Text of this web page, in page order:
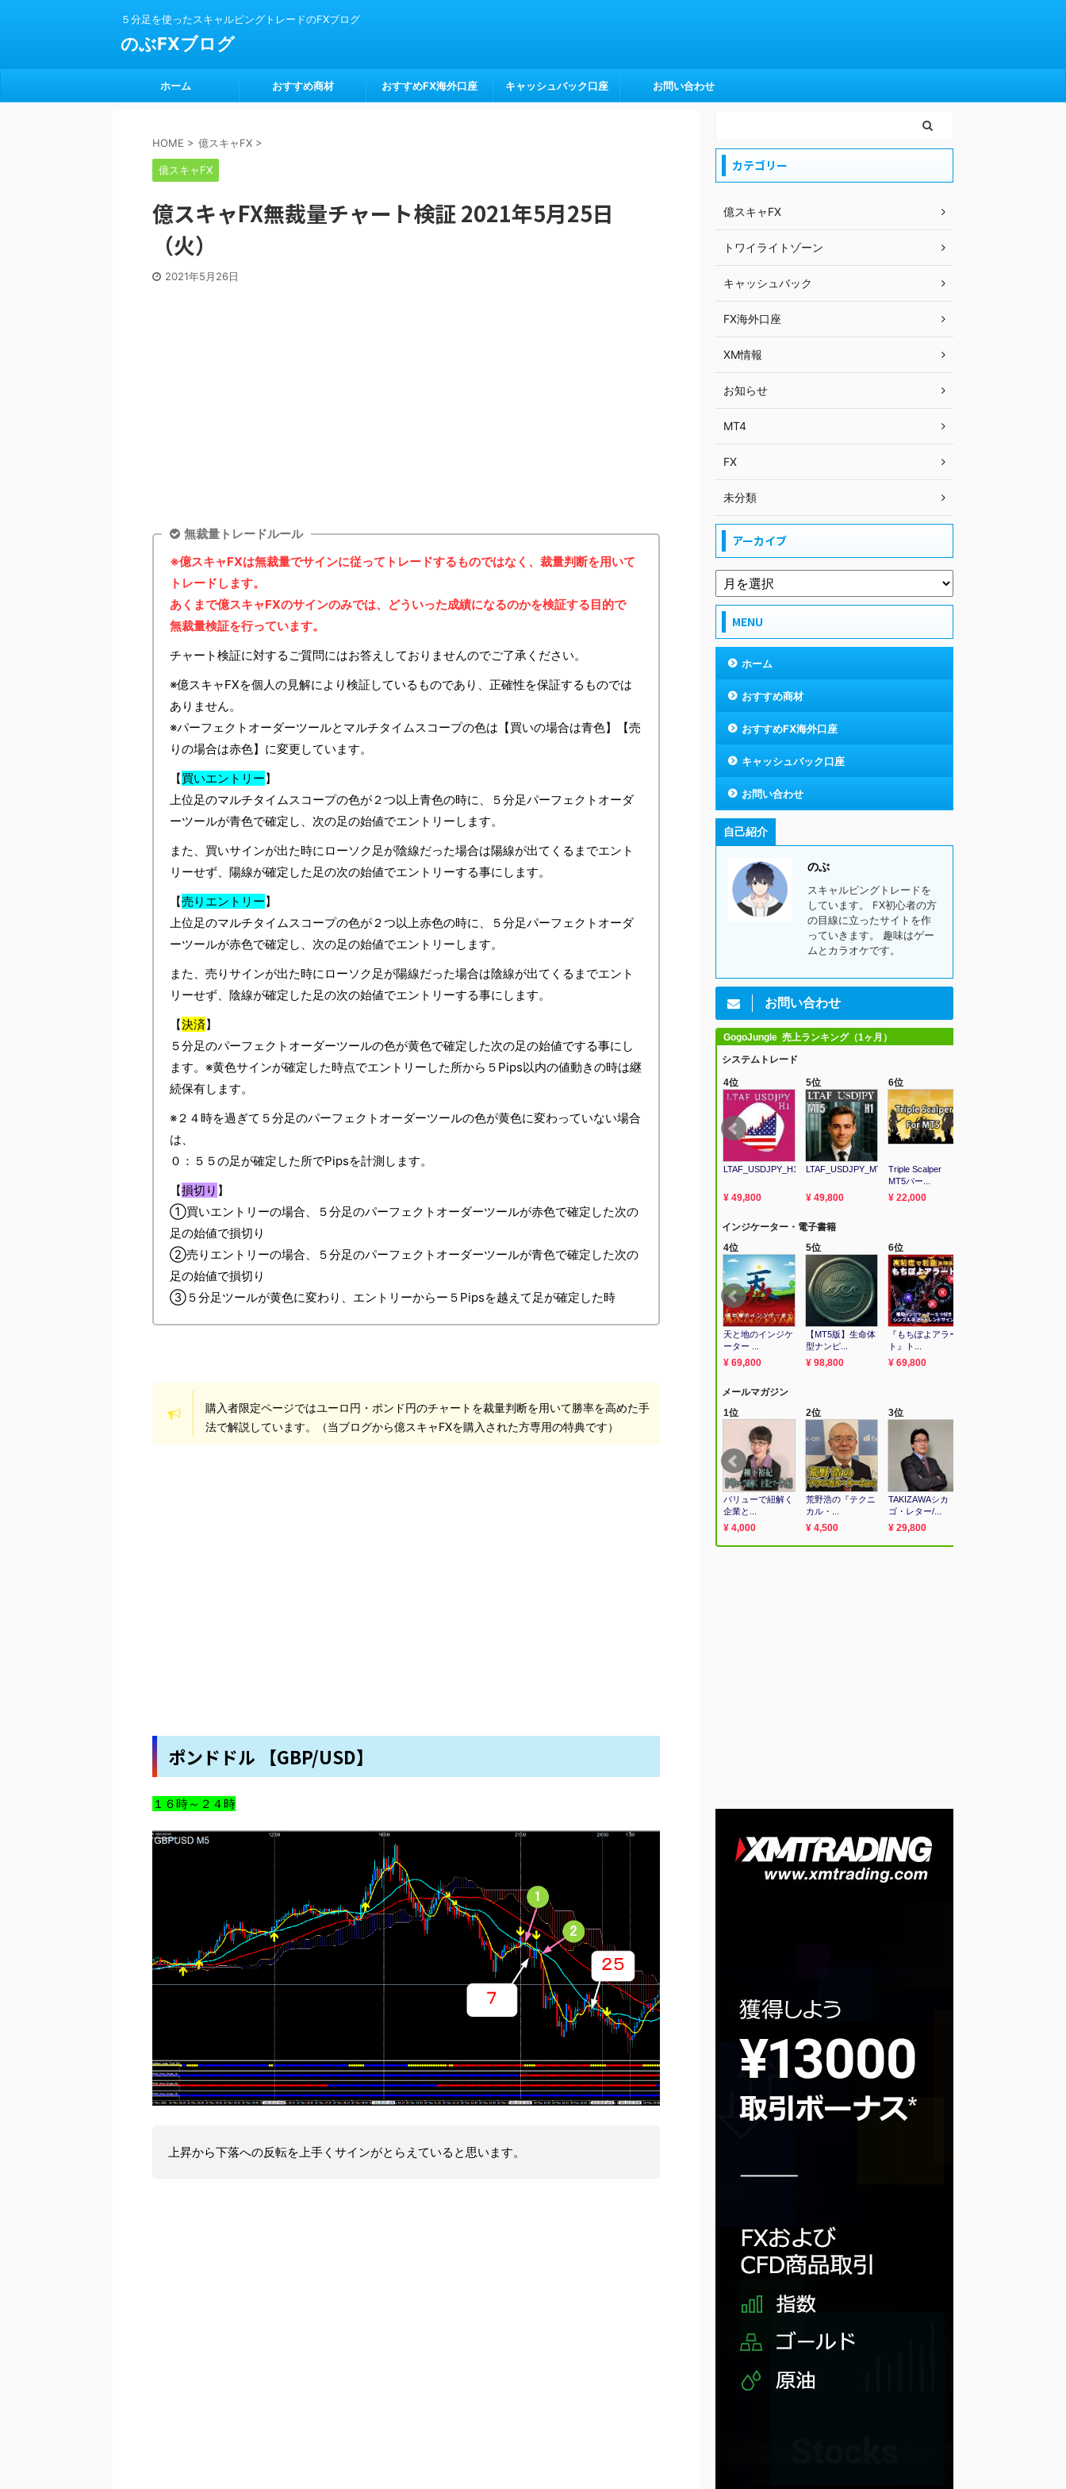
５分足を使ったスキャルピングトレードのFXブログ
のぶFXブログ
ホーム おすすめ商材 おすすめFX海外口座 キャッシュバック口座 お問い合わせ
HOME > 億スキャFX >
億スキャFX
億スキャFX無裁量チャート検証 2021年5月25日
（火）
2021年5月26日
無裁量トレードルール
※億スキャFXは無裁量でサインに従ってトレードするものではなく、裁量判断を用いて
トレードします。
あくまで億スキャFXのサインのみでは、どういった成績になるのかを検証する目的で
無裁量検証を行っています。
チャート検証に対するご質問にはお答えしておりませんのでご了承ください。
※億スキャFXを個人の見解により検証しているものであり、正確性を保証するものでは
ありません。
※パーフェクトオーダーツールとマルチタイムスコープの色は【買いの場合は青色】【売
りの場合は赤色】に変更しています。
【買いエントリー】
上位足のマルチタイムスコープの色が２つ以上青色の時に、５分足パーフェクトオーダ
ーツールが青色で確定し、次の足の始値でエントリーします。
また、買いサインが出た時にローソク足が陰線だった場合は陽線が出てくるまでエント
リーせず、陽線が確定した足の次の始値でエントリーする事にします。
【売りエントリー】
上位足のマルチタイムスコープの色が２つ以上赤色の時に、５分足パーフェクトオーダ
ーツールが赤色で確定し、次の足の始値でエントリーします。
また、売りサインが出た時にローソク足が陽線だった場合は陰線が出てくるまでエント
リーせず、陰線が確定した足の次の始値でエントリーする事にします。
【決済】
５分足のパーフェクトオーダーツールの色が黄色で確定した次の足の始値でする事にし
ます。※黄色サインが確定した時点でエントリーした所から５Pips以内の値動きの時は継
続保有します。
※２４時を過ぎて５分足のパーフェクトオーダーツールの色が黄色に変わっていない場合
は、
０：５５の足が確定した所でPipsを計測します。
【損切り 】
①買いエントリーの場合、５分足のパーフェクトオーダーツールが赤色で確定した次の
足の始値で損切り
②売りエントリーの場合、５分足のパーフェクトオーダーツールが青色で確定した次の
足の始値で損切り
③５分足ツールが黄色に変わり、エントリーからー５Pipsを越えて足が確定した時
購入者限定ページではユーロ円・ポンド円のチャートを裁量判断を用いて勝率を高めた手
法で解説しています。（当ブログから億スキャFXを購入された方専用の特典です）
ポンドドル 【GBP/USD】
１６時～２４時
上昇から下落への反転を上手くサインがとらえていると思います。
カテゴリー
億スキャFX
トワイライトゾーン
キャッシュバック
FX海外口座
XM情報
お知らせ
MT4
FX
未分類
アーカイブ
MENU
ホーム
おすすめ商材
おすすめFX海外口座
キャッシュバック口座
お問い合わせ
自己紹介
のぶ
スキャルピングトレードを
しています。 FX初心者の方
の目線に立ったサイトを作
っていきます。 趣味はゲー
ムとカラオケです。
お問い合わせ